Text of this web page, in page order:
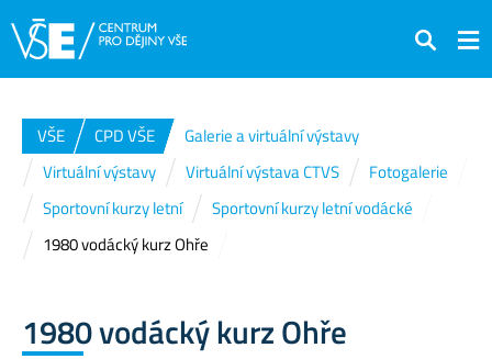
Hledat
VŠE CPD VŠE
Galerie a virtuální výstavy
Virtuální výstavy
Virtuální výstava CTVS
Fotogalerie
Sportovní kurzy letní
Sportovní kurzy letní vodácké
1980 vodácký kurz Ohře
1980 vodácký kurz Ohře